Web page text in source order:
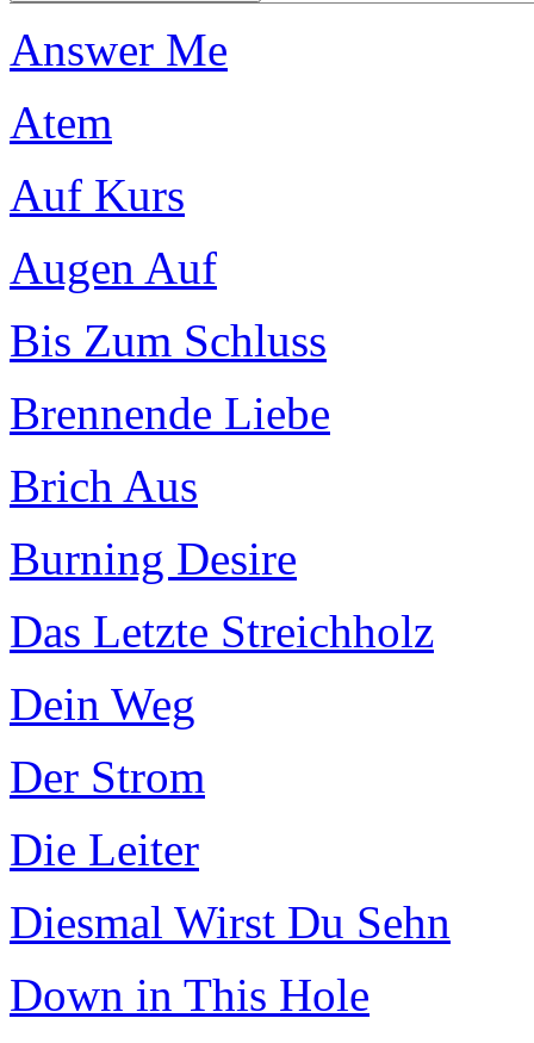
Answer Me
Atem
Auf Kurs
Augen Auf
Bis Zum Schluss
Brennende Liebe
Brich Aus
Burning Desire
Das Letzte Streichholz
Dein Weg
Der Strom
Die Leiter
Diesmal Wirst Du Sehn
Down in This Hole